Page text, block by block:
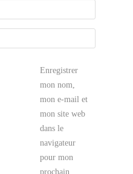
Enregistrer
mon nom,
mon e-mail et
mon site web
dans le
navigateur
pour mon
prochain